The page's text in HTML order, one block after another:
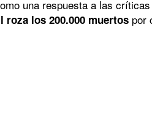
una respuesta a las
roza los 200.000 muertos por